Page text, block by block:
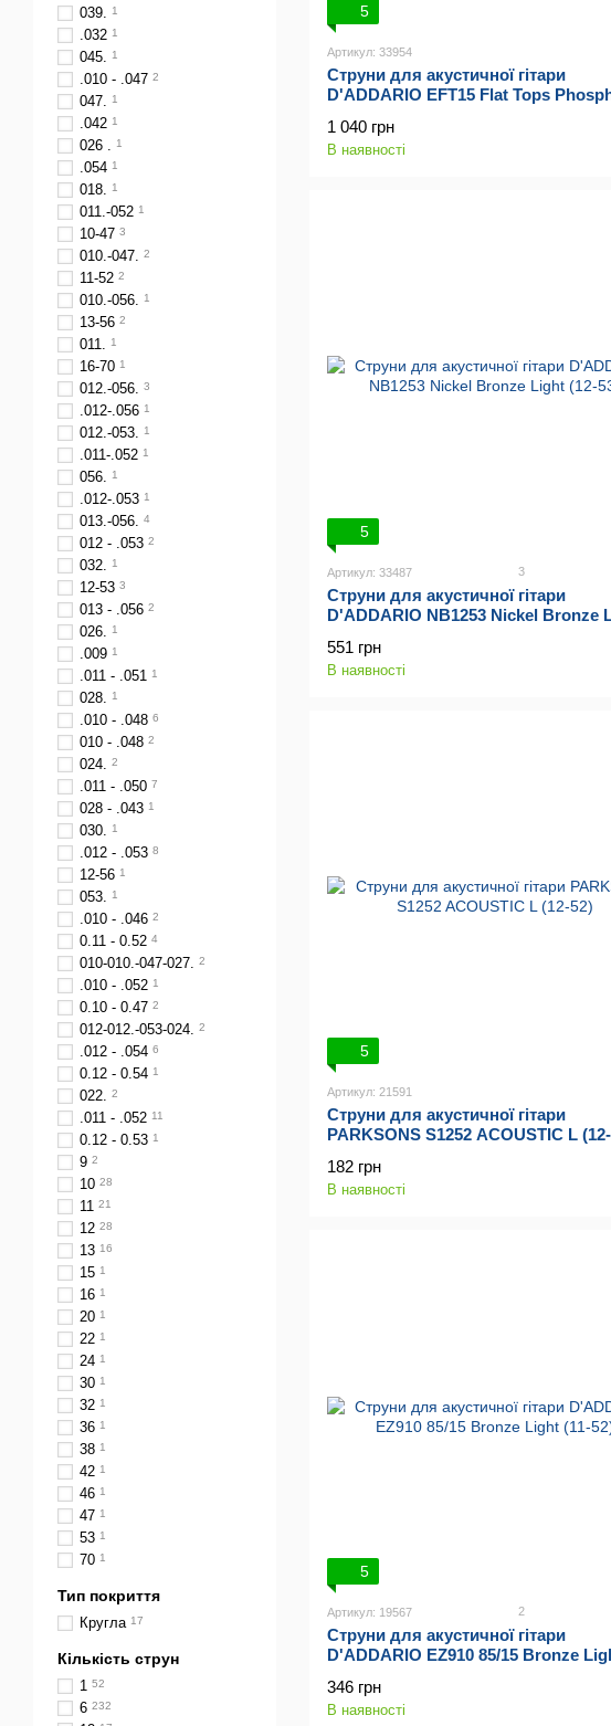
5
Артикул: 33954
Струни для акустичної гітари
D'ADDARIO EFT15 Flat Tops
1 040 грн
В наявності
5
Артикул: 33487 3
Струни для акустичної гітари
D'ADDARIO NB1253 Nickel Bronze
551 грн
В наявності
5
Артикул: 21591
Струни для акустичної гітари
PARKSONS S1252 ACOUSTIC L
182 грн
В наявності
5
Артикул: 19567 2
Струни для акустичної гітари
D'ADDARIO EZ910 85/15 Bronze
346 грн
В наявності
039. 1
.032 1
045. 1
.010 - .047 2
047. 1
.042 1
026 . 1
.054 1
018. 1
011.-052 1
10-47 3
010.-047. 2
11-52 2
010.-056. 1
13-56 2
011. 1
16-70 1
012.-056. 3
.012-.056 1
012.-053. 1
.011-.052 1
056. 1
.012-.053 1
013.-056. 4
012 - .053 2
032. 1
12-53 3
013 - .056 2
026. 1
.009 1
.011 - .051 1
028. 1
.010 - .048 6
010 - .048 2
024. 2
.011 - .050 7
028 - .043 1
030. 1
.012 - .053 8
12-56 1
053. 1
.010 - .046 2
0.11 - 0.52 4
010-010.-047-027. 2
.010 - .052 1
0.10 - 0.47 2
012-012.-053-024. 2
.012 - .054 6
0.12 - 0.54 1
022. 2
.011 - .052 11
0.12 - 0.53 1
9 2
10 28
11 21
12 28
13 16
15 1
16 1
20 1
22 1
24 1
30 1
32 1
36 1
38 1
42 1
46 1
47 1
53 1
70 1
Тип покриття
Кругла 17
Кількість струн
1 52
6 232